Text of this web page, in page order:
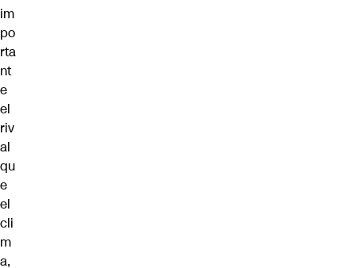
im
po
rta
nt
e
el
riv
al
qu
e
el
cli
m
a,